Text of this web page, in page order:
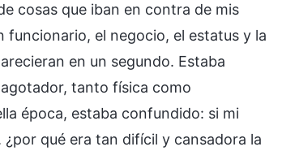
cosas que iban en contra de mis
funcionario, el negocio, el estatus y la
en un segundo. Estaba
tanto física como
época, estaba confundido: si mi
qué era tan difícil y cansadora la